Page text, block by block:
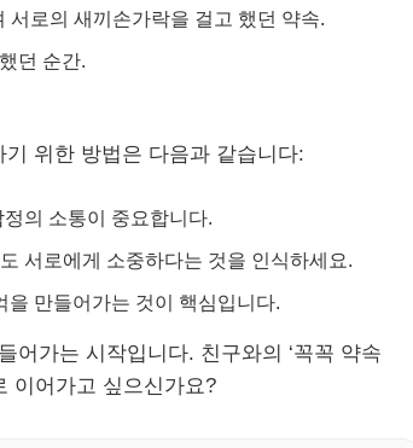
서로의 새끼손가락을 걸고 했던 약속.
던 순간.
기 위한 방법은 다음과 같습니다:
의 소통이 중요합니다.
서로에게 소중하다는 것을 인식하세요.
만들어가는 것이 핵심입니다.
어가는 시작입니다. 친구와의 ‘꼭꼭 약속
이어가고 싶으신가요?